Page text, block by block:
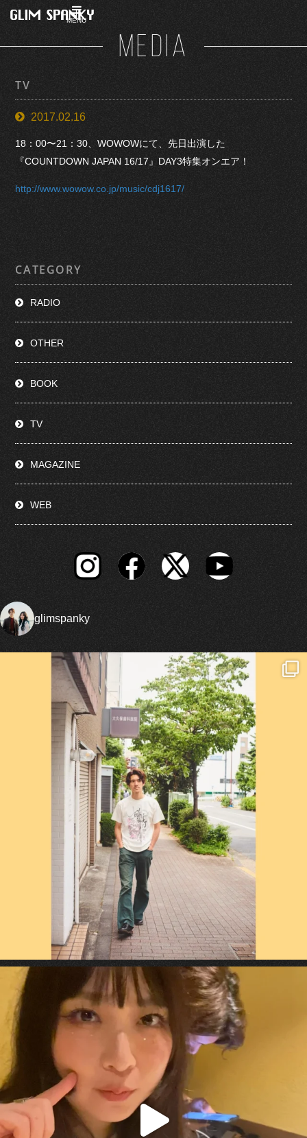
MENU
MEDIA
TV
2017.02.16
18：00〜21：30、WOWOWにて、先日出演した
『COUNTDOWN JAPAN 16/17』DAY3特集オンエア！
http://www.wowow.co.jp/music/cdj1617/
CATEGORY
RADIO
OTHER
BOOK
TV
MAGAZINE
WEB
glimspanky